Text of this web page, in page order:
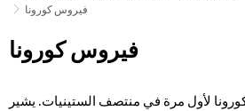
فيروس كورونا
فيروس
فيروس كورونا
لأول مرة في منتصف الستينيات. يشير